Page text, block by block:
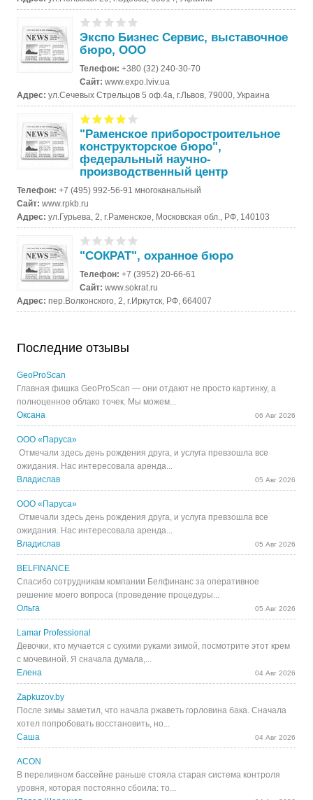
Экспо Бизнес Сервис, выставочное
бюро, ООО
Телефон:+380 (32) 240-30-70
Сайт:www.expo.lviv.ua
Адрес:ул.Сечевых Стрельцов 5 оф.4а, г.Львов, 79000, Украина
"Раменское приборостроительное
конструкторское бюро",
федеральный научно-
производственный центр
Телефон:+7 (495) 992-56-91 многоканальный
Сайт:www.rpkb.ru
Адрес:ул.Гурьева, 2, г.Раменское, Московская обл., РФ, 140103
"СОКРАТ", охранное бюро
Телефон:+7 (3952) 20-66-61
Сайт:www.sokrat.ru
Адрес:пер.Волконского, 2, г.Иркутск, РФ, 664007
Последние отзывы
GeoProScan
Главная фишка GeoProScan — они отдают не просто картинку, а
полноценное облако точек. Мы можем...
Оксана
06 Авг 2026
ООО «Паруса»
Отмечали здесь день рождения друга, и услуга превзошла все
ожидания. Нас интересовала аренда...
Владислав
05 Авг 2026
ООО «Паруса»
Отмечали здесь день рождения друга, и услуга превзошла все
ожидания. Нас интересовала аренда...
Владислав
05 Авг 2026
BELFINANCE
Спасибо сотрудникам компании Белфинанс за оперативное
решение моего вопроса (проведение процедуры...
Ольга
05 Авг 2026
Lamar Professional
Девочки, кто мучается с сухими руками зимой, посмотрите этот крем
с мочевиной. Я сначала думала,...
Елена
04 Авг 2026
Zapkuzov.by
После зимы заметил, что начала ржаветь горловина бака. Сначала
хотел попробовать восстановить, но...
Саша
04 Авг 2026
ACON
В переливном бассейне раньше стояла старая система контроля
уровня, которая постоянно сбоила: то...